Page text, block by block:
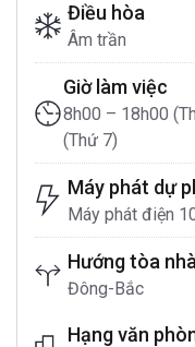
Điều hòa
Âm trần
Giờ làm việc
8h00 – 18h00
(Thứ 7)
Máy phát dự
Máy phát điện
Hướng tòa nhà
Đông-Bắc
Hạng văn